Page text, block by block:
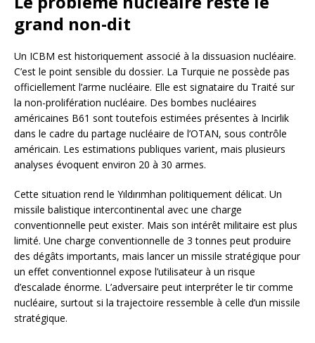
grand non-dit
Un ICBM est historiquement associé à la dissuasion nucléaire.
C’est le point sensible du dossier. La Turquie ne possède pas
officiellement l’arme nucléaire. Elle est signataire du Traité sur
la non-prolifération nucléaire. Des bombes nucléaires
américaines B61 sont toutefois estimées présentes à Incirlik
dans le cadre du partage nucléaire de l’OTAN, sous contrôle
américain. Les estimations publiques varient, mais plusieurs
analyses évoquent environ 20 à 30 armes.
Cette situation rend le Yıldırımhan politiquement délicat. Un
missile balistique intercontinental avec une charge
conventionnelle peut exister. Mais son intérêt militaire est plus
limité. Une charge conventionnelle de 3 tonnes peut produire
des dégâts importants, mais lancer un missile stratégique pour
un effet conventionnel expose l’utilisateur à un risque
d’escalade énorme. L’adversaire peut interpréter le tir comme
nucléaire, surtout si la trajectoire ressemble à celle d’un missile
stratégique.